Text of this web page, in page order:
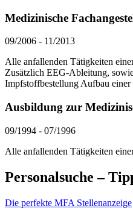
Medizinische
09/2006 - 11/2013
Alle anfallenden Tätigkeiten
Zusätzlich EEG-Ableitung,
Impfstoffbestellung Aufbau
Ausbildung zur
09/1994 - 07/1996
Alle anfallenden Tätigkeiten
Personalsuche –
Die perfekte MFA Stellenanzeige